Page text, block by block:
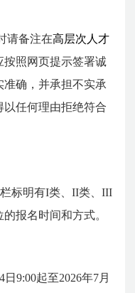
请备注在高层次人才
照网页提示签署诚
确，并承担不实承
任何理由拒绝符合
标明有I类、II类、III
报名时间和方式。
日9:00起至2026年7月